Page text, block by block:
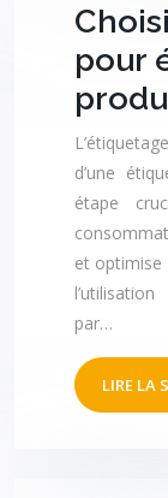
pour
d’une
étape
et optimise
par…
LIRE LA